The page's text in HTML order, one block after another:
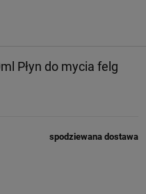
Płyn do mycia felg
spodziewana dostawa